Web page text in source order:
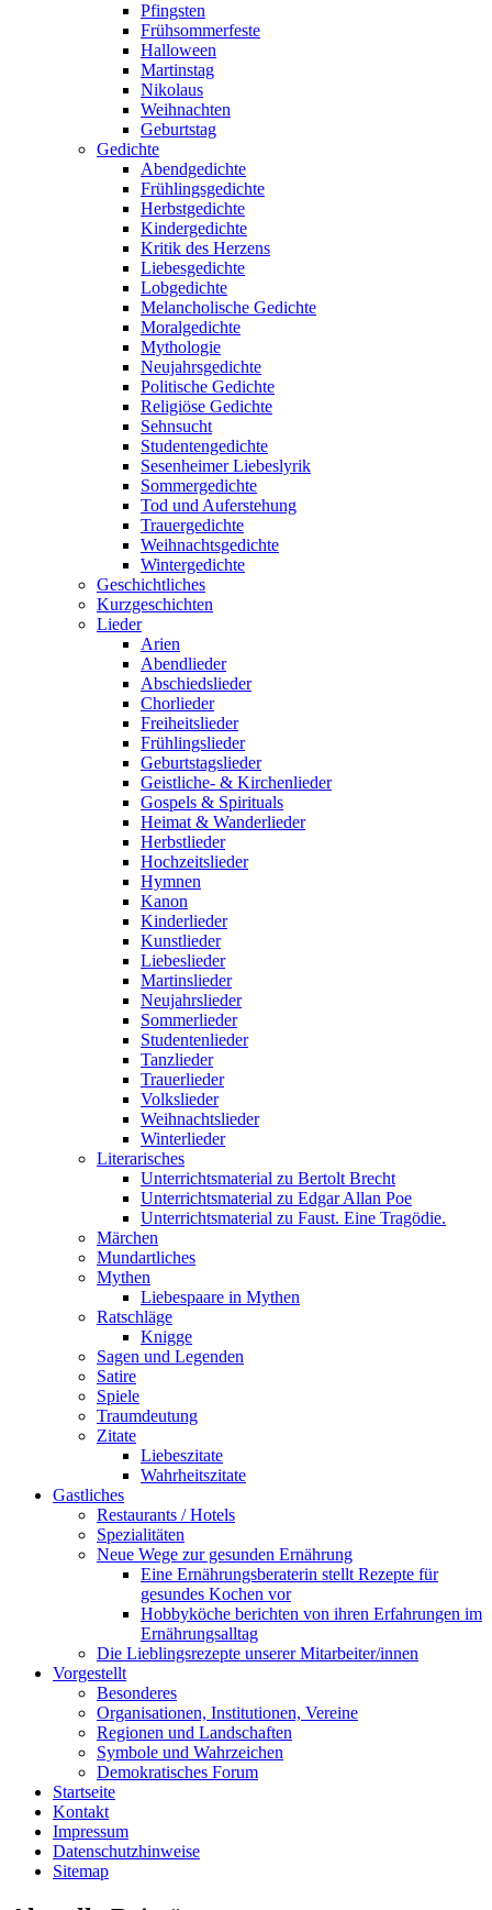
Pfingsten
Frühsommerfeste
Halloween
Martinstag
Nikolaus
Weihnachten
Geburtstag
Gedichte
Abendgedichte
Frühlingsgedichte
Herbstgedichte
Kindergedichte
Kritik des Herzens
Liebesgedichte
Lobgedichte
Melancholische Gedichte
Moralgedichte
Mythologie
Neujahrsgedichte
Politische Gedichte
Religiöse Gedichte
Sehnsucht
Studentengedichte
Sesenheimer Liebeslyrik
Sommergedichte
Tod und Auferstehung
Trauergedichte
Weihnachtsgedichte
Wintergedichte
Geschichtliches
Kurzgeschichten
Lieder
Arien
Abendlieder
Abschiedslieder
Chorlieder
Freiheitslieder
Frühlingslieder
Geburtstagslieder
Geistliche- & Kirchenlieder
Gospels & Spirituals
Heimat & Wanderlieder
Herbstlieder
Hochzeitslieder
Hymnen
Kanon
Kinderlieder
Kunstlieder
Liebeslieder
Martinslieder
Neujahrslieder
Sommerlieder
Studentenlieder
Tanzlieder
Trauerlieder
Volkslieder
Weihnachtslieder
Winterlieder
Literarisches
Unterrichtsmaterial zu Bertolt Brecht
Unterrichtsmaterial zu Edgar Allan Poe
Unterrichtsmaterial zu Faust. Eine Tragödie.
Märchen
Mundartliches
Mythen
Liebespaare in Mythen
Ratschläge
Knigge
Sagen und Legenden
Satire
Spiele
Traumdeutung
Zitate
Liebeszitate
Wahrheitszitate
Gastliches
Restaurants / Hotels
Spezialitäten
Neue Wege zur gesunden Ernährung
Eine Ernährungsberaterin stellt Rezepte für
gesundes Kochen vor
Hobbyköche berichten von ihren Erfahrungen im
Ernährungsalltag
Die Lieblingsrezepte unserer Mitarbeiter/innen
Vorgestellt
Besonderes
Organisationen, Institutionen, Vereine
Regionen und Landschaften
Symbole und Wahrzeichen
Demokratisches Forum
Startseite
Kontakt
Impressum
Datenschutzhinweise
Sitemap